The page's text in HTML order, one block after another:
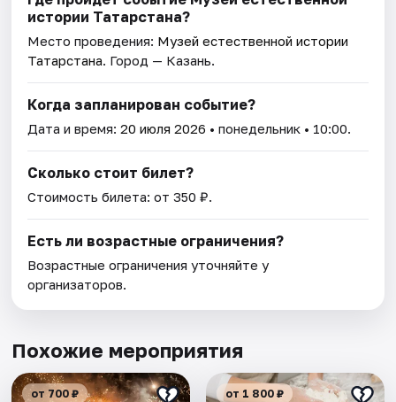
истории Татарстана?
Место проведения: Музей естественной истории
Татарстана. Город — Казань.
Когда запланирован событие?
Дата и время:20 июля 2026 • понедельник • 10:00.
Сколько стоит билет?
Стоимость билета: от 350 ₽.
Есть ли возрастные ограничения?
Возрастные ограничения уточняйте у
организаторов.
Похожие мероприятия
от 700 ₽ от 1 800 ₽